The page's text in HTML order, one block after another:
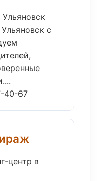
с
40-67
центр в